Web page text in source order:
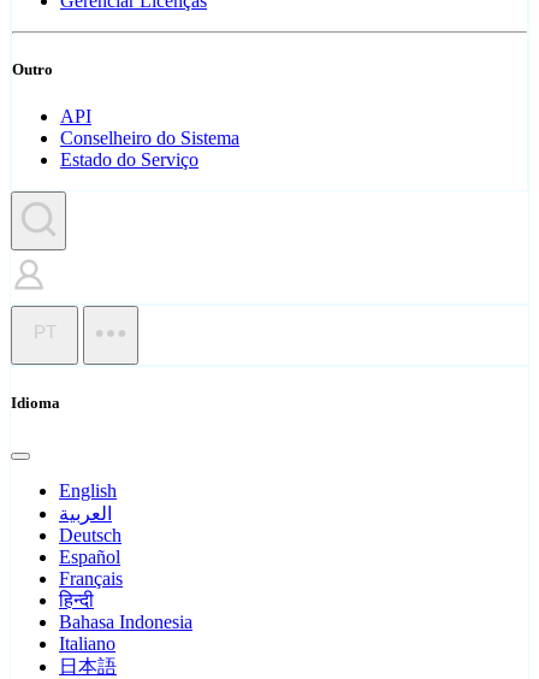
Outro
API
Conselheiro do Sistema
Estado do Serviço
PT
Idioma
English
العربية
Deutsch
Español
Français
हिन्दी
Bahasa Indonesia
Italiano
日本語